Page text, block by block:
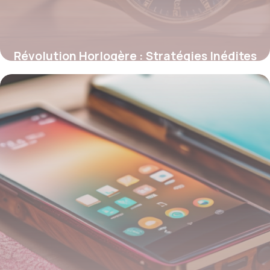
Révolution Horlogère : Stratégies Inédites
pour Transformer une Montre en Icône
Mondiale
12 juillet 2025